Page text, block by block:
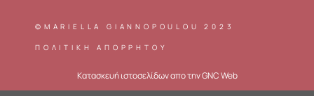
©MARIELLA GIANNOPOULOU 2023
ΠΟΛΙΤΙΚΗ ΑΠΟΡΡΗΤΟΥ
Κατασκευή ιστοσελίδωναπο τηνGNC Web